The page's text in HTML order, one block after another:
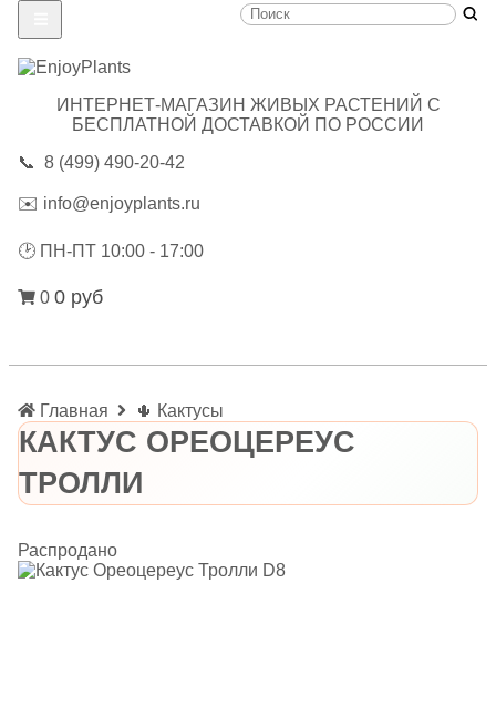
ИНТЕРНЕТ-МАГАЗИН ЖИВЫХ РАСТЕНИЙ С
БЕСПЛАТНОЙ ДОСТАВКОЙ ПО РОССИИ
📞 8 (499) 490-20-42
✉️ info@enjoyplants.ru
🕑 ПН-ПТ 10:00 - 17:00
0 0 руб
Главная 🌵 Кактусы
КАКТУС ОРЕОЦЕРЕУС
ТРОЛЛИ
Распродано